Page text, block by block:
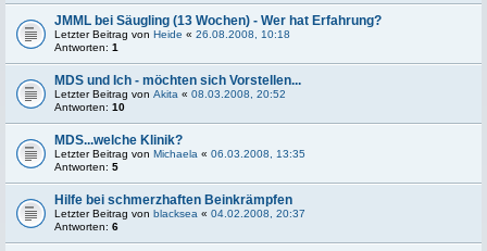
JMML bei Säugling (13 Wochen) - Wer hat Erfahrung?
Letzter Beitrag von Heide « 26.08.2008, 10:18
Antworten: 1
MDS und Ich - möchten sich Vorstellen...
Letzter Beitrag von Akita « 08.03.2008, 20:52
Antworten: 10
MDS...welche Klinik?
Letzter Beitrag von Michaela « 06.03.2008, 13:35
Antworten: 5
Hilfe bei schmerzhaften Beinkrämpfen
Letzter Beitrag von blacksea « 04.02.2008, 20:37
Antworten: 6